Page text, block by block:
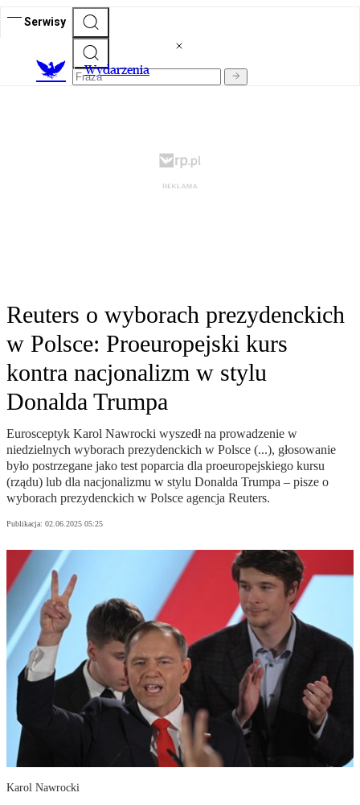
Serwisy
Wydarzenia
Reuters o wyborach prezydenckich
w Polsce: Proeuropejski kurs
kontra nacjonalizm w stylu
Donalda Trumpa
Eurosceptyk Karol Nawrocki wyszedł na prowadzenie w
niedzielnych wyborach prezydenckich w Polsce (...), głosowanie
było postrzegane jako test poparcia dla proeuropejskiego kursu
(rządu) lub dla nacjonalizmu w stylu Donalda Trumpa – pisze o
wyborach prezydenckich w Polsce agencja Reuters.
Publikacja: 02.06.2025 05:25
Karol Nawrocki